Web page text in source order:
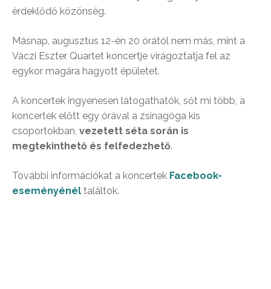
érdeklődő közönség.
Másnap, augusztus 12-én 20 órától nem más, mint a
Váczi Eszter Quartet koncertje virágoztatja fel az
egykor magára hagyott épületet.
A koncertek ingyenesen látogathatók, sőt mi több, a
koncertek előtt egy órával a zsinagóga kis
csoportokban, vezetett séta során is
megtekinthető és felfedezhető.
További információkat a koncertek Facebook-
eseményénél találtok.